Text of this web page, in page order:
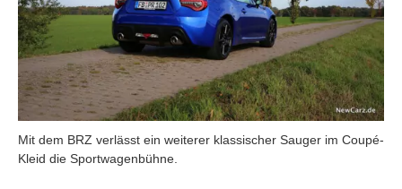
Mit dem BRZ verlässt ein weiterer klassischer Sauger im Coupé-
Kleid die Sportwagenbühne.